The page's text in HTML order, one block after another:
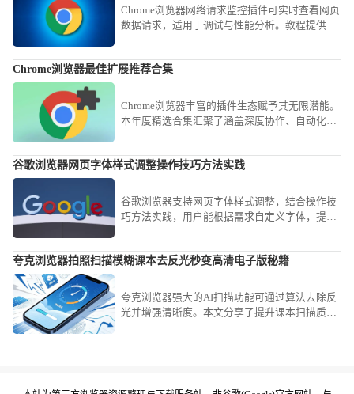
Chrome浏览器网络请求监控插件可实时查看网页
数据请求，适用于调试与性能分析。教程提供安
Chrome浏览器最佳扩展推荐合集
Chrome浏览器丰富的插件生态赋予其无限潜能。
本年度精选合集汇聚了涵盖深度协作、自动化流
谷歌浏览器网页字体样式调整操作技巧方法实践
谷歌浏览器支持网页字体样式调整，结合操作技
巧方法实践，用户能根据需求自定义字体，提高
夸克浏览器拍照扫描模糊课本去反光秒变高清电子版秘籍
夸克浏览器强大的AI扫描功能可通过算法去除反
光并增强清晰度。本文分享了提升课本扫描质量